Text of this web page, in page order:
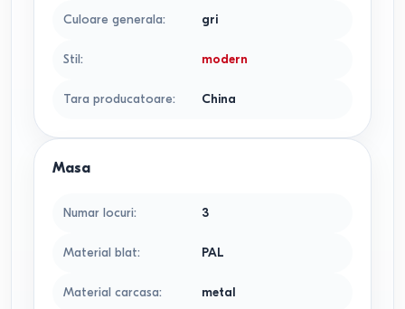
Culoare generala: gri
Stil: modern
Tara producatoare: China
Masa
Numar locuri: 3
Material blat: PAL
Material carcasa: metal